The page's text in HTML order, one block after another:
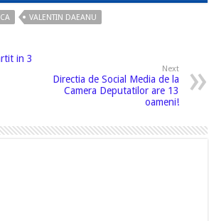
VALENTIN DAEANU
in 3
Next
Directia de Social Media de la
Camera Deputatilor are 13
oameni!